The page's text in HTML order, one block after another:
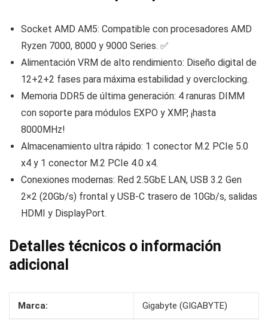
Socket AMD AM5: Compatible con procesadores AMD
Ryzen 7000, 8000 y 9000 Series. ✅
Alimentación VRM de alto rendimiento: Diseño digital de
12+2+2 fases para máxima estabilidad y overclocking.
Memoria DDR5 de última generación: 4 ranuras DIMM
con soporte para módulos EXPO y XMP, ¡hasta
8000MHz!
Almacenamiento ultra rápido: 1 conector M.2 PCIe 5.0
x4 y 1 conector M.2 PCIe 4.0 x4.
Conexiones modernas: Red 2.5GbE LAN, USB 3.2 Gen
2×2 (20Gb/s) frontal y USB-C trasero de 10Gb/s, salidas
HDMI y DisplayPort.
Detalles técnicos o información
adicional
Marca: Gigabyte (GIGABYTE)